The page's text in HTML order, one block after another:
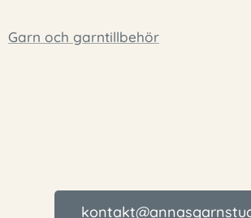
Garn och garntillbehör